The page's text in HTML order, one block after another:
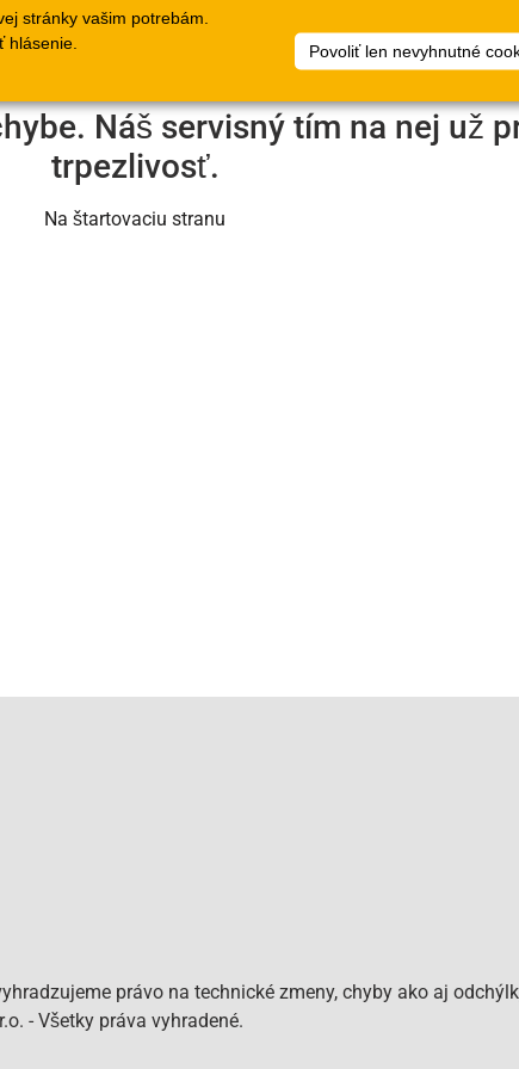
stránky vašim potrebám.
hlásenie.
Povoliť len nevyhnutné
Spoločnosť Môj súbor artiklov Dokumenty
Náš servisný tím na nej už
trpezlivosť.
Na štartovaciu stranu
právo na technické zmeny, chyby ako aj
- Všetky práva vyhradené.